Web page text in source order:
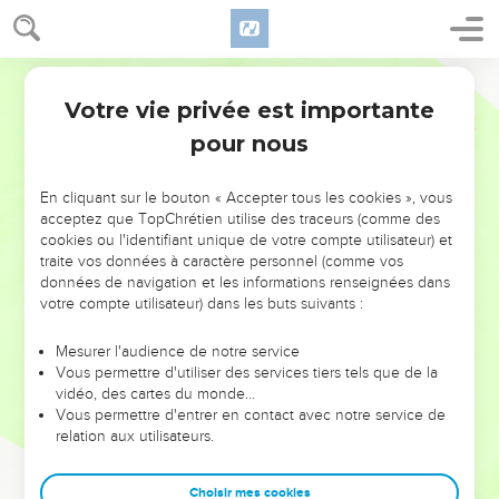
NE MANQUEZ PAS L’ÉVÉNEMENT
DE L’ANNÉE !
ET SI LEURS ERREURS POUVAIENT VOUS ÉVITER LES
VOTRES ?
leur foi ou leur vision. Mais on voit moins les doutes, les erreurs
et les saisons difficiles qu'ils ont traversés, alors même que ce
sont elles qui les ont façonnés.
Dans cette conférence, leaders, entrepreneurs, et responsables
clés pour avancer avec plus de sagesse afin que leurs erreurs
Votre vie privée est importante
pour nous
En cliquant sur le bouton « Accepter tous les cookies », vous
acceptez que TopChrétien utilise des traceurs (comme des
cookies ou l'identifiant unique de votre compte utilisateur) et
traite vos données à caractère personnel (comme vos
données de navigation et les informations renseignées dans
votre compte utilisateur) dans les buts suivants :
Mesurer l'audience de notre service
Vous permettre d'utiliser des services tiers tels que de la
vidéo, des cartes du monde…
Vous permettre d'entrer en contact avec notre service de
relation aux utilisateurs.
Choisir mes cookies